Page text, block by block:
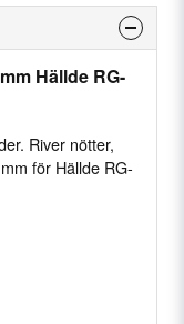
Hällde RG-
River nötter,
för Hällde RG-
400